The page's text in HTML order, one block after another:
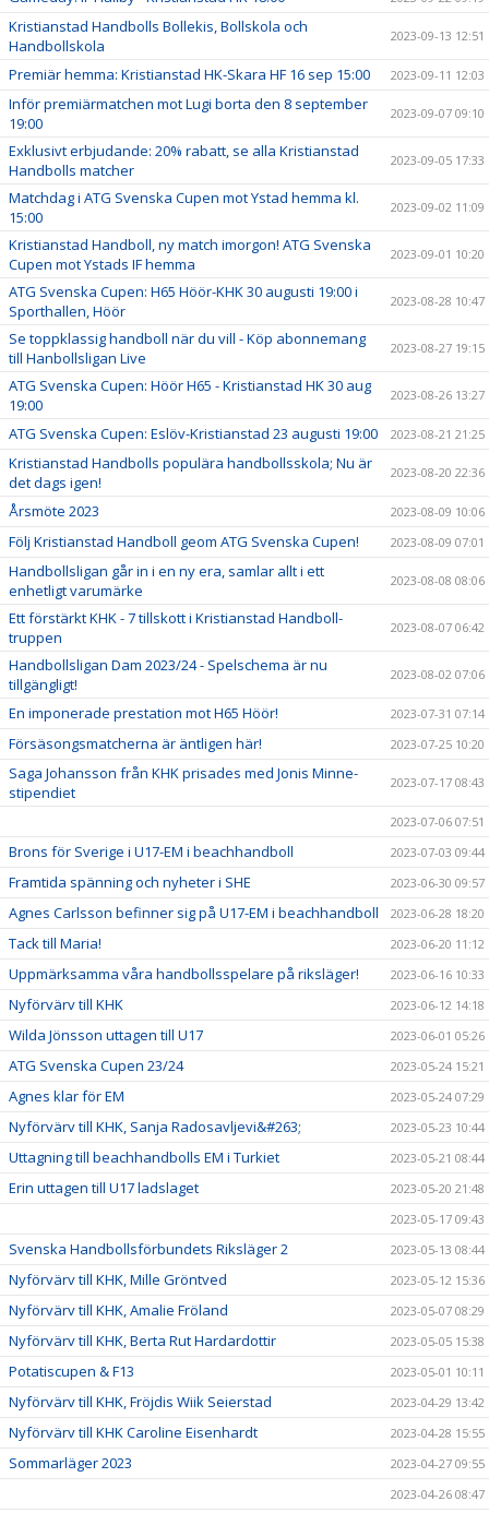
Kristianstad Handbolls Bollekis, Bollskola och
Handbollskola
2023-09-13 12:51
Premiär hemma: Kristianstad HK-Skara HF 16 sep 15:00 2023-09-11 12:03
Inför premiärmatchen mot Lugi borta den 8 september
19:00
2023-09-07 09:10
Exklusivt erbjudande: 20% rabatt, se alla Kristianstad
Handbolls matcher
2023-09-05 17:33
Matchdag i ATG Svenska Cupen mot Ystad hemma kl.
15:00
2023-09-02 11:09
Kristianstad Handboll, ny match imorgon! ATG Svenska
Cupen mot Ystads IF hemma
2023-09-01 10:20
ATG Svenska Cupen: H65 Höör-KHK 30 augusti 19:00 i
Sporthallen, Höör
2023-08-28 10:47
Se toppklassig handboll när du vill - Köp abonnemang
till Hanbollsligan Live
2023-08-27 19:15
ATG Svenska Cupen: Höör H65 - Kristianstad HK 30 aug
19:00
2023-08-26 13:27
ATG Svenska Cupen: Eslöv-Kristianstad 23 augusti 19:00 2023-08-21 21:25
Kristianstad Handbolls populära handbollsskola; Nu är
det dags igen!
2023-08-20 22:36
Årsmöte 2023 2023-08-09 10:06
Följ Kristianstad Handboll geom ATG Svenska Cupen! 2023-08-09 07:01
Handbollsligan går in i en ny era, samlar allt i ett
enhetligt varumärke
2023-08-08 08:06
Ett förstärkt KHK - 7 tillskott i Kristianstad Handboll-
truppen
2023-08-07 06:42
Handbollsligan Dam 2023/24 - Spelschema är nu
tillgängligt!
2023-08-02 07:06
En imponerade prestation mot H65 Höör! 2023-07-31 07:14
Försäsongsmatcherna är äntligen här! 2023-07-25 10:20
Saga Johansson från KHK prisades med Jonis Minne-
stipendiet
2023-07-17 08:43
2023-07-06 07:51
Brons för Sverige i U17-EM i beachhandboll 2023-07-03 09:44
Framtida spänning och nyheter i SHE 2023-06-30 09:57
Agnes Carlsson befinner sig på U17-EM i beachhandboll 2023-06-28 18:20
Tack till Maria! 2023-06-20 11:12
Uppmärksamma våra handbollsspelare på riksläger! 2023-06-16 10:33
Nyförvärv till KHK 2023-06-12 14:18
Wilda Jönsson uttagen till U17 2023-06-01 05:26
ATG Svenska Cupen 23/24 2023-05-24 15:21
Agnes klar för EM 2023-05-24 07:29
Nyförvärv till KHK, Sanja Radosavljevi&#263; 2023-05-23 10:44
Uttagning till beachhandbolls EM i Turkiet 2023-05-21 08:44
Erin uttagen till U17 ladslaget
2023-05-20 21:48
2023-05-17 09:43
Svenska Handbollsförbundets Riksläger 2 2023-05-13 08:44
Nyförvärv till KHK, Mille Gröntved 2023-05-12 15:36
Nyförvärv till KHK, Amalie Fröland 2023-05-07 08:29
Nyförvärv till KHK, Berta Rut Hardardottir 2023-05-05 15:38
Potatiscupen & F13 2023-05-01 10:11
Nyförvärv till KHK, Fröjdis Wiik Seierstad 2023-04-29 13:42
Nyförvärv till KHK Caroline Eisenhardt 2023-04-28 15:55
Sommarläger 2023
2023-04-27 09:55
2023-04-26 08:47